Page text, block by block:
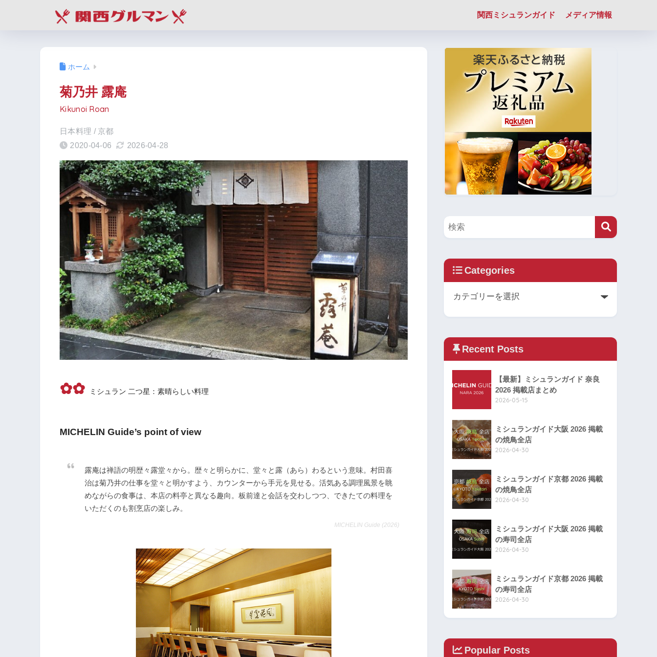
関西ミシュランガイド メディア情報
ホーム
菊乃井 露庵
Kikunoi Roan
日本料理 / 京都
2020-04-06
2026-04-28
✿✿ ミシュラン 二つ星：素晴らしい料理
MICHELIN Guide’s point of view
露庵は禅語の明歴々露堂々から。歴々と明らかに、堂々と露（あら）わるという意味。村田喜
治は菊乃井の仕事を堂々と明かすよう、カウンターから手元を見せる。活気ある調理風景を眺
めながらの食事は、本店の料亭と異なる趣向。板前達と会話を交わしつつ、できたての料理を
いただくのも割烹店の楽しみ。
MICHELIN Guide (2026)
Categories
Recent Posts
【最新】ミシュランガイド 奈良
2026 掲載店まとめ
2026-05-15
ミシュランガイド大阪 2026 掲載
の焼鳥全店
2026-04-30
ミシュランガイド京都 2026 掲載
の焼鳥全店
2026-04-30
ミシュランガイド大阪 2026 掲載
の寿司全店
2026-04-30
ミシュランガイド京都 2026 掲載
の寿司全店
2026-04-30
Popular Posts